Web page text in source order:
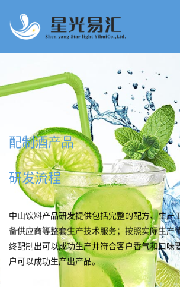
配制酒产品
研发流程
中山饮料产品研发提供包括完整的配方、生产
备供应商等整套生产技术服务；按照实际生产
终配制出可以成功生产并符合客户香气和口味
户可以成功生产出产品。